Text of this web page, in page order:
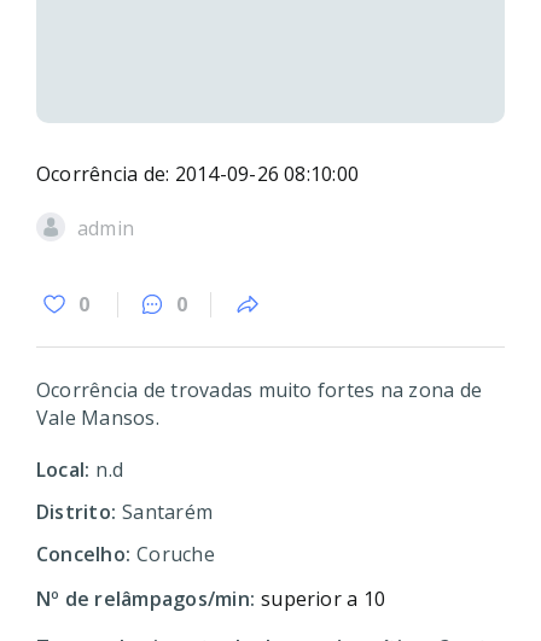
Ocorrência de: 2014-09-26 08:10:00
admin
0 0
Ocorrência de trovadas muito fortes na zona de
Vale Mansos.
Local: n.d
Distrito: Santarém
Concelho: Coruche
Nº de relâmpagos/min: superior a 10